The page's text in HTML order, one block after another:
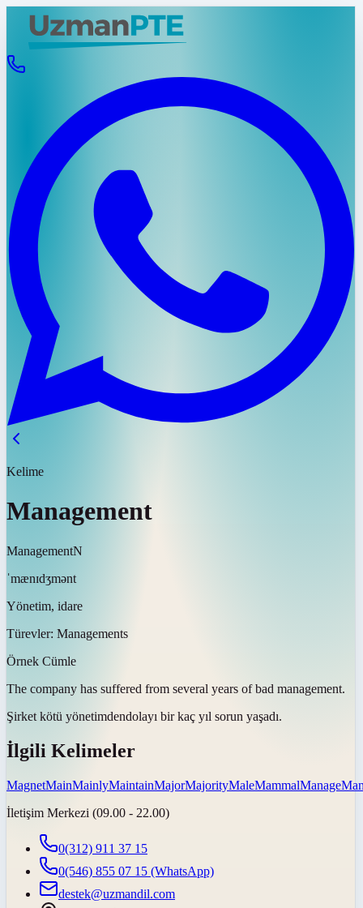
Kelime
Management
ManagementN
ˈmænɪdʒmənt
Yönetim, idare
Türevler: Managements
Örnek Cümle
The company has suffered from several years of bad management.
Şirket kötü yönetimdendolayı bir kaç yıl sorun yaşadı.
İlgili Kelimeler
MagnetMainMainlyMaintainMajorMajorityMaleMammalManage
İletişim Merkezi (09.00 - 22.00)
0(312) 911 37 15
0(546) 855 07 15 (WhatsApp)
destek@uzmandil.com